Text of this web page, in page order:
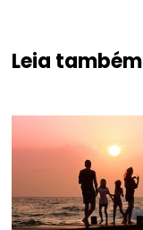
Leia também